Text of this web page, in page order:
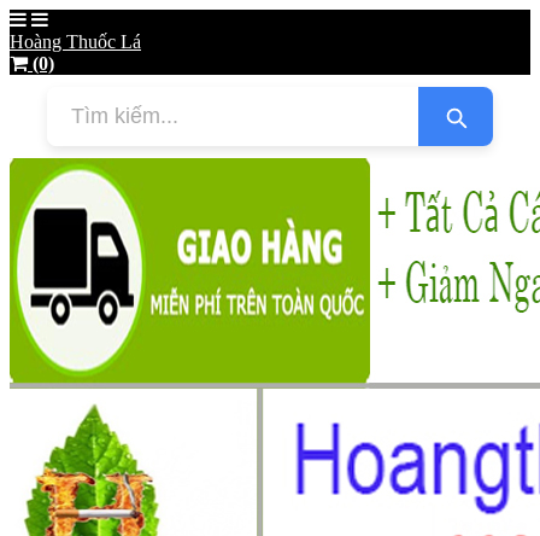
Hoàng Thuốc Lá
(0)